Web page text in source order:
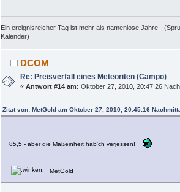
Ein ereignisreicher Tag ist mehr als namenlose Jahre -
Kalender)
DCOM
Re: Preisverfall eines Meteoriten (Campo)
«Antwort #14 am: Oktober 27, 2010, 20:47:26
Zitat von: MetGold am Oktober 27, 2010, 20:45:16
85,5 - aber die Maßeinheit hab'ch verjessen!
MetGold